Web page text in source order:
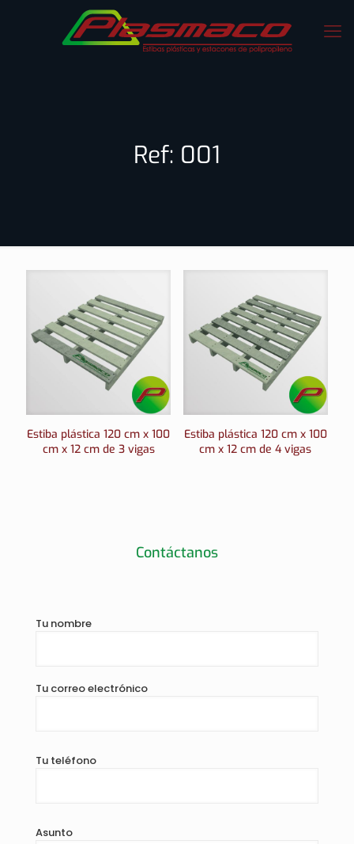
Ref: 001
Estiba plástica 120 cm x 100
cm x 12 cm de 3 vigas
Estiba plástica 120 cm x 100
cm x 12 cm de 4 vigas
Contáctanos
Tu nombre
Tu correo electrónico
Tu teléfono
Asunto